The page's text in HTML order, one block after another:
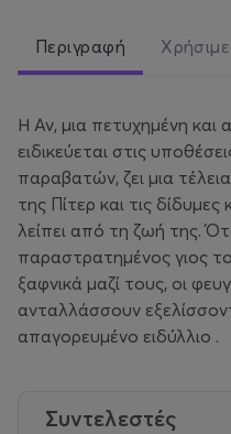
Περιγραφή
Η Αν, μια πετυχημένη
ειδικεύεται στις
παραβατών, ζει μια
της Πίτερ και τις
λείπει από τη ζωή της.
παραστρατημένος γιος
ξαφνικά μαζί τους, οι
ανταλλάσσουν
απαγορευμένο ειδύλλιο .
Συντελεστές